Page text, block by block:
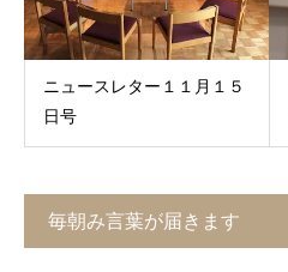
ニュースレター１１月１５
日号
毎朝み言葉が届きます